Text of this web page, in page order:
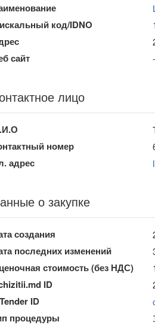
код/IDNO
сайт
лицо
номер
адрес
о закупке
создания
последних изменений
стоимость (без НДС)
ID
ID
процедуры